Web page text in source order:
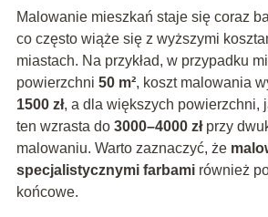
Malowanie mieszkań staje się coraz
co często wiąże się z wyższymi
miastach. Na przykład, w przypadku
powierzchni 50 m², koszt malowania
1500 zł, a dla większych powierzchni,
ten wzrasta do 3000–4000 złprzy
malowaniu. Warto zaznaczyć, że
specjalistycznymi farbamirównież
końcowe.